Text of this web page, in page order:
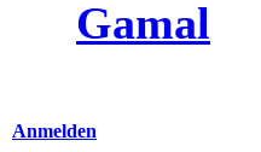
Gamal
Anmelden